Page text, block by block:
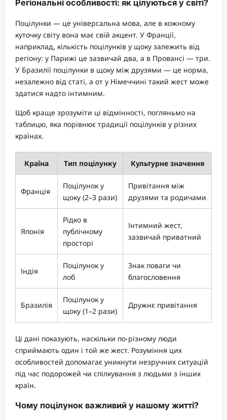
Регіональні особливості: як цілуються у світі?
Поцілунки — це універсальна мова, але в кожному
куточку світу вона має свій акцент. У Франції,
наприклад, кількість поцілунків у щоку залежить від
регіону: у Парижі це зазвичай два, а в Провансі — три.
У Бразилії поцілунки в щоку між друзями — це норма,
незалежно від статі, а от у Німеччині такий жест може
здатися надто інтимним.
Щоб краще зрозуміти ці відмінності, погляньмо на
таблицю, яка порівнює традиції поцілунків у різних
країнах.
Країна Тип поцілунку Культурне значення
Франція
Поцілунок у
щоку (2–3 рази)
Привітання між
друзями та родичами
Японія
Рідко в
публічному
просторі
Інтимний жест,
зазвичай приватний
Індія
Поцілунок у
лоб
Знак поваги чи
благословення
Бразилія
Поцілунок у
щоку (1–2 рази)
Дружнє привітання
Ці дані показують, наскільки по-різному люди
сприймають один і той же жест. Розуміння цих
особливостей допомагає уникнути незручних ситуацій
під час подорожей чи спілкування з людьми з інших
країн.
Чому поцілунок важливий у нашому житті?